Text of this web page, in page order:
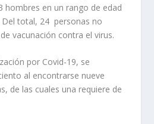
hombres en un rango de edad
Del total, 24 personas no
vacunación contra el virus.
por Covid-19, se
al encontrarse nueve
de las cuales una requiere de